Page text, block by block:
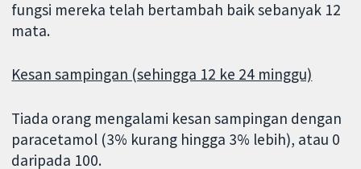
fungsi mereka telah bertambah baik sebanyak 12
mata.
Kesan sampingan (sehingga 12 ke 24 minggu)
Tiada orang mengalami kesan sampingan dengan
paracetamol (3% kurang hingga 3% lebih), atau 0
daripada 100.